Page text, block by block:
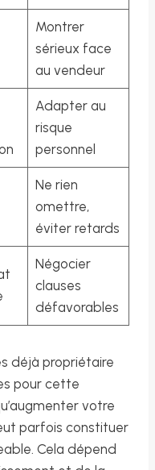
Montrer
sérieux face
au vendeur
Adapter au
risque
personnel
Ne rien
omettre,
éviter retards
Négocier
clauses
défavorables
déjà propriétaire
pour cette
votre
parfois constituer
Cela dépend